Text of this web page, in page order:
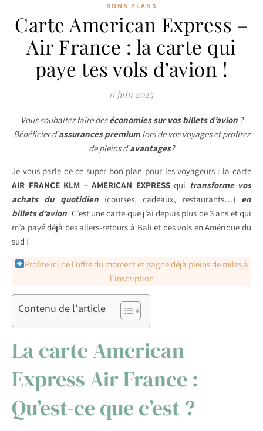
BONS PLANS
Carte American Express –
Air France : la carte qui
paye tes vols d’avion !
11 juin 2025
Vous souhaitez faire deséconomies sur vos billets d’avion ?
Bénéficier d’assurances premiumlors de vos voyages et profitez
de pleins d’avantages?
Je vous parle de ce super bon plan pour les voyageurs : la carte
AIR FRANCE KLM – AMERICAN EXPRESSqui transforme vos
achats du quotidien (courses, cadeaux, restaurants…) en
billets d’avion. C’est une carte que j’ai depuis plus de 3 ans et qui
m’a payé déjà des allers-retours à Bali et des vols en Amérique du
sud !
Profite ici de l’offre du moment et gagne déjà pleins de miles à
l’inscription
Contenu de l'article
La carte American
Express Air France :
Qu’est-ce que c’est ?